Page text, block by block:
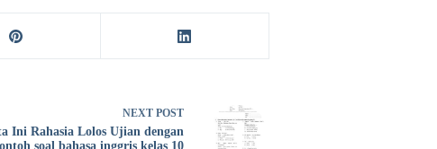
NEXT POST
Ini Rahasia Lolos Ujian dengan
soal bahasa inggris kelas 10